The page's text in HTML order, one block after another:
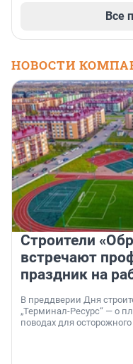
Все
НОВОСТИ
Строители
встречают
праздник на
В преддверии Дня
„Терминал-Ресурс“ — о
поводах для